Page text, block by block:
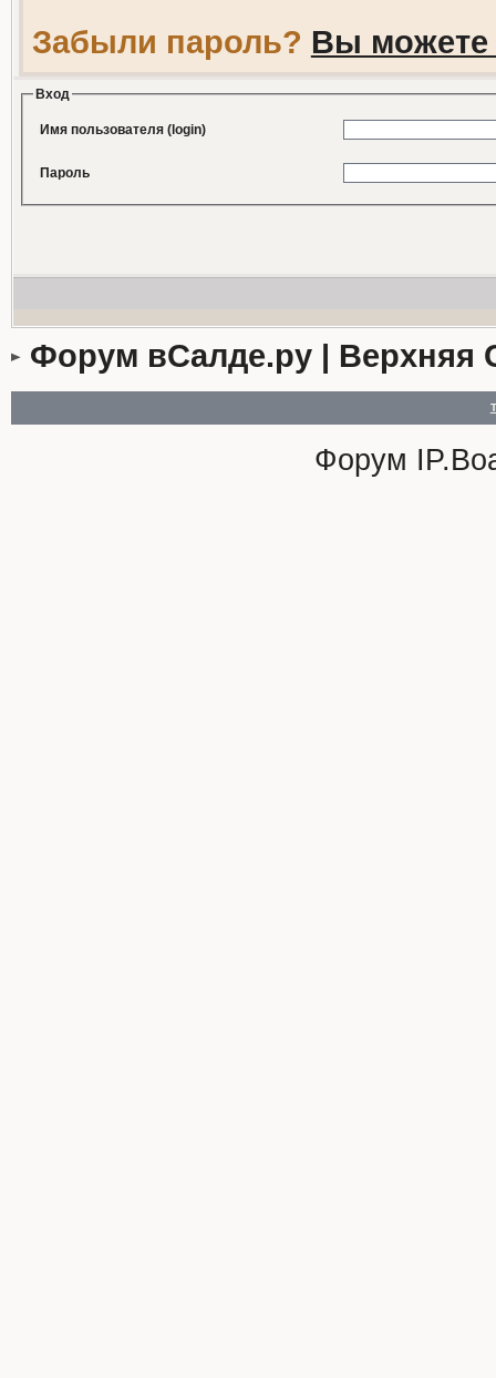
Забыли пароль? Вы можете
Вход
Имя пользователя (login)
Пароль
Форум вСалде.ру | Верхняя
Форум